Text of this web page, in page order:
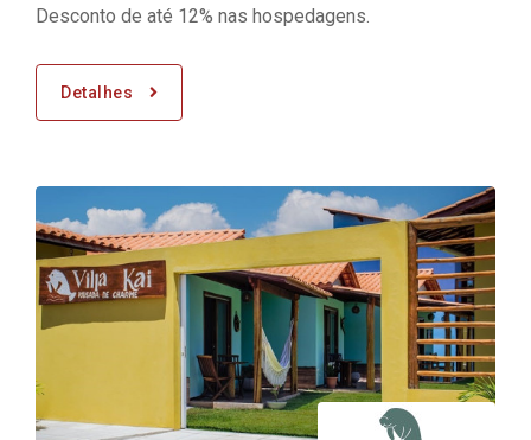
Desconto de até 12% nas hospedagens.
Detalhes